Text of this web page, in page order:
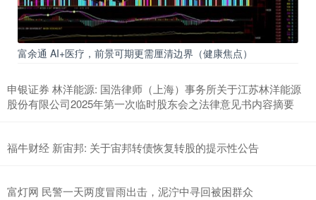
富余通 AI+医疗，前景可期更需厘清边界（健康焦点）
申银证券 林洋能源: 国浩律师（上海）事务所关于江苏林洋能源
股份有限公司2025年第一次临时股东会之法律意见书内容摘要
福牛财经 新宙邦: 关于宙邦转债恢复转股的提示性公告
富灯网 民警一天两度冒雨出击，泥泞中寻回被困群众